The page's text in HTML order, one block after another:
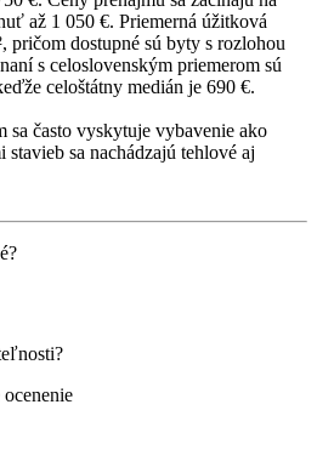
až 1 050 €. Priemerná úžitková
pričom dostupné sú byty s rozlohou
s celoslovenským priemerom sú
celoštátny medián je 690 €.
sa často vyskytuje vybavenie ako
sa nachádzajú tehlové aj